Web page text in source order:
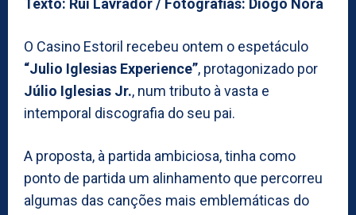
Texto: Rui Lavrador / Fotografias: Diogo Nora
O Casino Estoril recebeu ontem o espetáculo
“Julio Iglesias Experience”, protagonizado por
Júlio Iglesias Jr., num tributo à vasta e
intemporal discografia do seu pai.
A proposta, à partida ambiciosa, tinha como
ponto de partida um alinhamento que percorreu
algumas das canções mais emblemáticas do